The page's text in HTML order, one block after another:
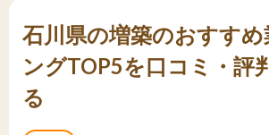
石川県の増築のおすすめ
ングTOP5を口コミ・評
る